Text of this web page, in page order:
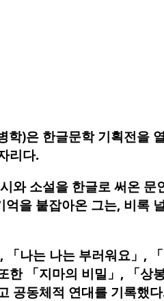
학)은 한글문학 기획전을
리다.
와 소설을 한글로 써온 문
을 붙잡아온 그는, 비록
나는 나는 부러워요」,
한 「지마의 비밀」, 「상
공동체적 연대를 기록했